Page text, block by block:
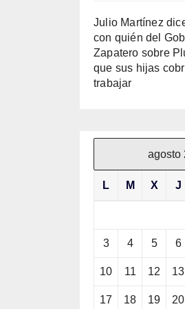
Julio Martínez
con quién del
Zapatero sobre
que sus hijas
trabajar
agosto
L M X J
3 4 5 6
10 11 12 13
17 18 19 20